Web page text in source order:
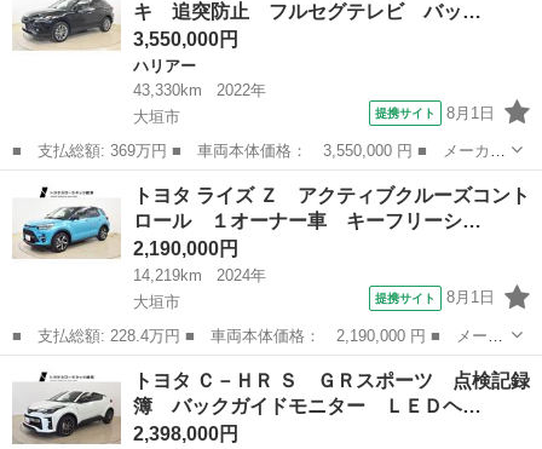
数： 5...
キ 追突防止 フルセグテレビ バッ…
3,550,000円
ハリアー
43,330km
2022年
大垣市
提携サイト 8月1日
■ 支払総額: 369万円 ■ 車両本体価格： 3,550,000 円 ■ メーカー
名： トヨタ ■ 車種名： ハリアー ■ グレード名： Ｚ レザー
パッケージ スマキ 追突防止 フルセグテレビ バックモニター
ドラレコ付...
岐阜 ハリアー
トヨタ ライズ Ｚ アクティブクルーズコント
ロール １オーナー車 キーフリーシ…
2,190,000円
14,219km
2024年
大垣市
提携サイト 8月1日
■ 支払総額: 228.4万円 ■ 車両本体価格： 2,190,000 円 ■ メーカ
ー名： トヨタ ■ 車種名： ライズ ■ グレード名： Ｚ アクテ
ィブクルーズコントロール １オーナー車 キーフリーシステム ス
マートエ...
岐阜 トヨタ
トヨタ Ｃ－ＨＲ Ｓ ＧＲスポーツ 点検記録
簿 バックガイドモニター ＬＥＤヘ…
2,398,000円